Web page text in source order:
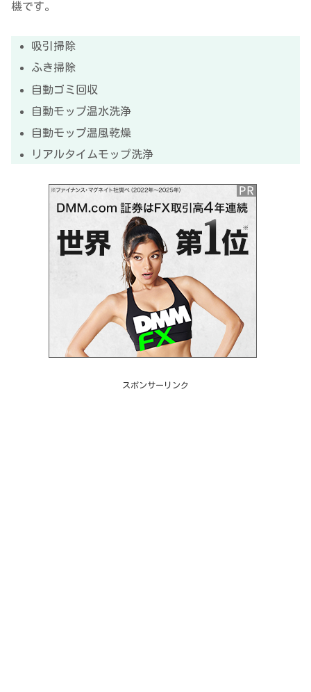
機です。
吸引掃除
ふき掃除
自動ゴミ回収
自動モップ温水洗浄
自動モップ温風乾燥
リアルタイムモップ洗浄
スポンサーリンク